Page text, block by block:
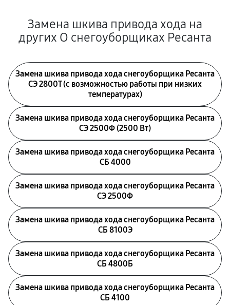
Замена шкива привода хода на
других О снегоуборщиках Ресанта
Замена шкива привода хода снегоуборщика Ресанта
СЭ 2800Т (с возможностью работы при низких
температурах)
Замена шкива привода хода снегоуборщика Ресанта
СЭ 2500Ф (2500 Вт)
Замена шкива привода хода снегоуборщика Ресанта
СБ 4000
Замена шкива привода хода снегоуборщика Ресанта
СЭ 2500Ф
Замена шкива привода хода снегоуборщика Ресанта
СБ 8100Э
Замена шкива привода хода снегоуборщика Ресанта
СБ 4800Б
Замена шкива привода хода снегоуборщика Ресанта
СБ 4100